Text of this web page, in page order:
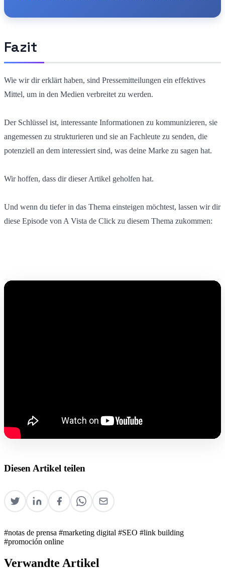
Fazit
Wie wir dir erklärt haben, sind Pressemitteilungen ein effektives
Mittel, um in den Medien verbreitet zu werden.
Der Schlüssel ist, interessante Informationen zu kommunizieren, sie
angemessen zu strukturieren und sie an Fachleute zu senden, die
potenziell an dem interessiert sind, was deine Marke zu sagen hat.
Wir hoffen, dass dir dieser Artikel geholfen hat.
Und wenn du tiefer in das Thema einsteigen möchtest, lassen wir dir
diese Episode von A Vista de Click zu diesem Thema zukommen:
Diesen Artikel teilen
#notas de prensa #marketing digital #SEO #link building
#promoción online
Verwandte Artikel